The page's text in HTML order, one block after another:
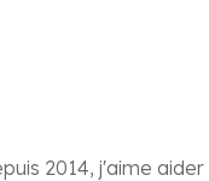
2014, j'aime